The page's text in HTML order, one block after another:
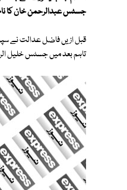
جسٹس عبدالرحمن خان کا
قبل ازیں فاضل عدالت نے
تاہم بعد میں جسٹس خلیل